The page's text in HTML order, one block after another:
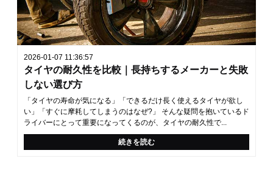
2026-01-07 11:36:57
タイヤの耐久性を比較｜長持ちするメーカーと失敗
しない選び方
「タイヤの寿命が気になる」「できるだけ長く使えるタイヤが欲し
い」「すぐに摩耗してしまうのはなぜ?」 そんな疑問を抱いているド
ライバーにとって重要になってくるのが、タイヤの耐久性で...
続きを読む